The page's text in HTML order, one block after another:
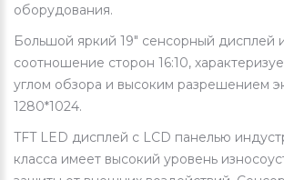
оборудования.
Большой яркий 19" сенсорный дисплей
соотношение сторон 16:10,
углом обзора и высоким разрешением
1280*1024.
TFT LED дисплей с LCD панелью
класса имеет высокий уровень